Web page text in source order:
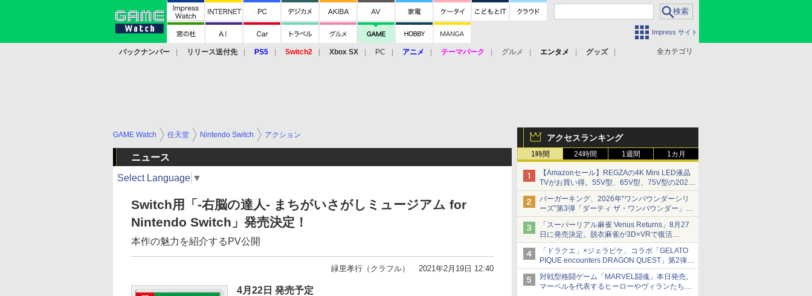
Impress サイト
全カテゴリ
バックナンバー リリース送付先 PS5 Switch2 Xbox SX PC アニメ テーマパーク グルメ エンタメ
グッズ
アクセスランキング
1時間 24時間 1週間 1カ月
【Amazonセール】REGZAの4K Mini LED液晶
TVがお買い得。55V型、65V型、75V型の2026
年モデルがラインナップ
バーガーキング、2026年“ワンパウンダーシリ
ーズ”第3弾「ダーティ ザ・ワンパウンダー」を
8月7日発売
「特製ガーリックマヨソース」を使用した超大
型チーズバーガー
「スーパーリアル麻雀 Venus Returns」8月27
日に発売決定。脱衣麻雀が3D×VRで復活
発売から2週間は20%オフになるセールが実施
「ドラクエ」×ジェラピケ、コラボ「GELATO
PIQUE encounters DRAGON QUEST」第2弾が
本日発売
アイスカップに入ったスライムやわたぼう、ベ
ビーサタンなどがオリジナルアートで登場
対戦型格闘ゲーム「MARVEL闘魂」本日発売。
マーベルを代表するヒーローやヴィランたちが
GAME Watch 任天堂 Nintendo Switch アクション
ニュース
Select Language ▼
Switch用「-右脳の達人- まちがいさがしミュージアム for
Nintendo Switch」発売決定！
本作の魅力を紹介するPV公開
緑里孝行（クラフル） 2021年2月19日 12:40
4月22日 発売予定